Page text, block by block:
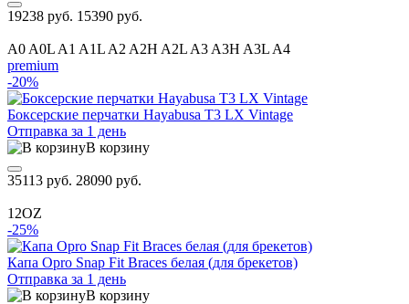
19238 руб. 15390 руб.
A0 A0L A1 A1L A2 A2H A2L A3 A3H A3L A4
premium
-20%
Боксерские перчатки Hayabusa T3 LX Vintage
Отправка за 1 день
В корзину
35113 руб. 28090 руб.
12OZ
-25%
Капа Opro Snap Fit Braces белая (для брекетов)
Отправка за 1 день
В корзину